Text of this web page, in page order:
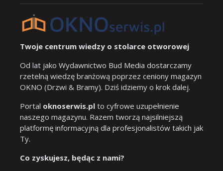
Twoje centrum wiedzy o stolarce otworowej
Od lat jako Wydawnictwo Bud Media dostarczamy
rzetelną wiedzę branżową poprzez ceniony magazyn
OKNO (Drzwi & Bramy). Dziś idziemy o krok dalej.
Portal oknoserwis.pl to cyfrowe uzupełnienie
naszego magazynu. Razem tworzą najsilniejszą
platformę informacyjną dla profesjonalistów takich jak
Ty.
Co zyskujesz, będąc z nami?